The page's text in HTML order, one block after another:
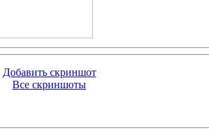
Добавить скриншот
Все скриншоты